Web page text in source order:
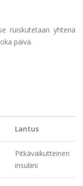
ruiskutetaan yhtenä
päivä.
Lantus
Pitkävaikutteinen
insuliini